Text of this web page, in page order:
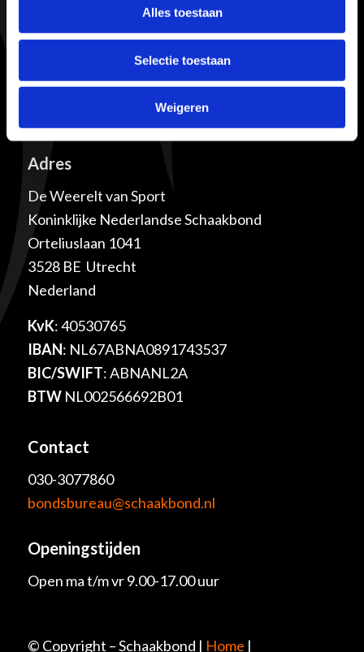
Alles toestaan
Selectie toestaan
Weigeren
Iedereen moet zich welkom voelen in onze sport
en met plezier kunnen schaken. Kijk
meer informatieof stuur een bericht naarhet
Meldpunt Veilige & Eerlijke Schaaksport
Adres
De Weerelt van Sport
Koninklijke Nederlandse Schaakbond
Orteliuslaan 1041
3528 BE Utrecht
Nederland
KvK: 40530765
IBAN: NL67ABNA0891743537
BIC/SWIFT: ABNANL2A
BTWNL002566692B01
Contact
030-3077860
bondsbureau@schaakbond.nl
Openingstijden
Open ma t/m vr 9.00-17.00 uur
© Copyright – Schaakbond | Home |